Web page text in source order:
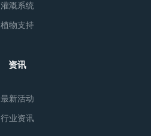
灌溉系统
植物支持
资讯
最新活动
行业资讯